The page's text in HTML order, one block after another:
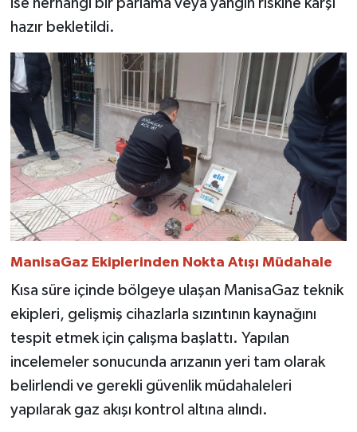
hazır bekletildi.
​ManisaGaz Ekiplerinden Nokta Atışı Müdahale
​Kısa süre içinde bölgeye ulaşan ManisaGaz teknik
ekipleri, gelişmiş cihazlarla sızıntının kaynağını
tespit etmek için çalışma başlattı. Yapılan
incelemeler sonucunda arızanın yeri tam olarak
belirlendi ve gerekli güvenlik müdahaleleri
yapılarak gaz akışı kontrol altına alındı.